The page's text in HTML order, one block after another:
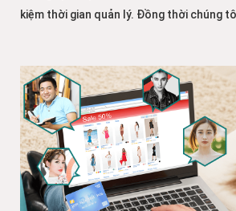
kiệm thời gian quản lý. Đồng thời chúng